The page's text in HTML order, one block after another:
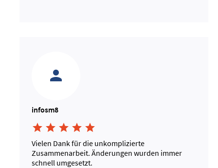
infosm8
    
Vielen Dank für die unkomplizierte
Zusammenarbeit. Änderungen wurden immer
schnell umgesetzt.